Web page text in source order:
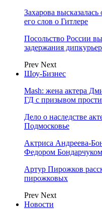
Захарова
его слов о Гитлере
Посольство России
задержания
Prev Next
Шоу-Бизнес
Mash: жена актера
ГД с призывом
Дело о наследстве
Подмосковье
Актриса Андреева-
Федором Бондарчуком
Артур Пирожков
пирожковых
Prev Next
Новости